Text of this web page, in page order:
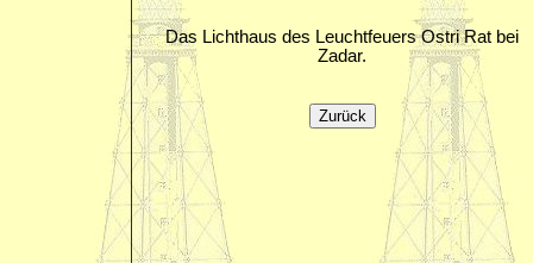
Das Lichthaus des Leuchtfeuers Ostri Rat bei
Zadar.